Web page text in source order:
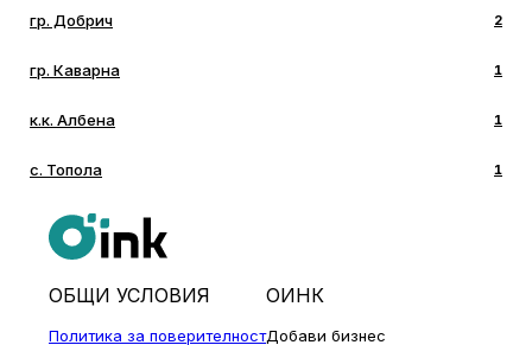
гр. Добрич 2
гр. Каварна 1
к.к. Албена 1
с. Топола 1
ОБЩИ УСЛОВИЯ
Политика за поверителност
ОИНК
Добави бизнес